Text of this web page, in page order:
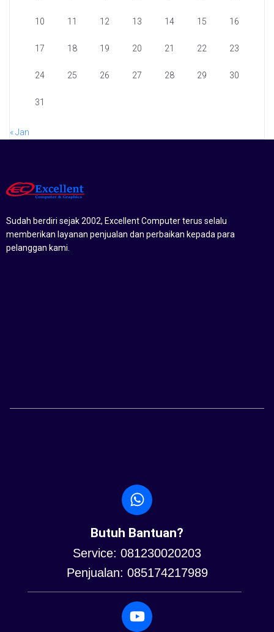
10 11 12 13 14 15 16
17 18 19 20 21 22 23
24 25 26 27 28 29 30
31
« Jan
Sudah berdiri sejak 2002, Excellent Computer terus selalu
memberikan layanan penjualan dan perbaikan kepada para
pelanggan kami.
Butuh Bantuan?
Service: 081230020203
Penjualan: 085174217989